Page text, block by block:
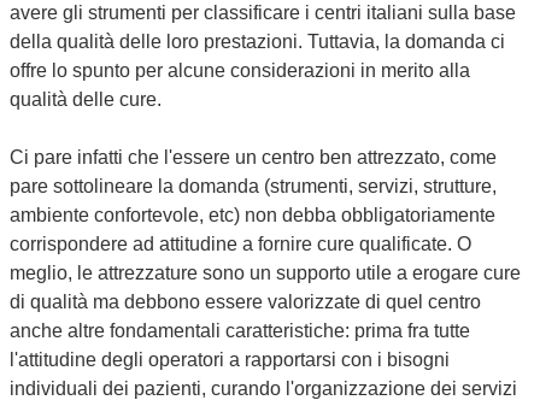
avere gli strumenti per classificare i centri italiani sulla base
della qualità delle loro prestazioni. Tuttavia, la domanda ci
offre lo spunto per alcune considerazioni in merito alla
qualità delle cure.
Ci pare infatti che l'essere un centro ben attrezzato, come
pare sottolineare la domanda (strumenti, servizi, strutture,
ambiente confortevole, etc) non debba obbligatoriamente
corrispondere ad attitudine a fornire cure qualificate. O
meglio, le attrezzature sono un supporto utile a erogare cure
di qualità ma debbono essere valorizzate di quel centro
anche altre fondamentali caratteristiche: prima fra tutte
l'attitudine degli operatori a rapportarsi con i bisogni
individuali dei pazienti, curando l'organizzazione dei servizi